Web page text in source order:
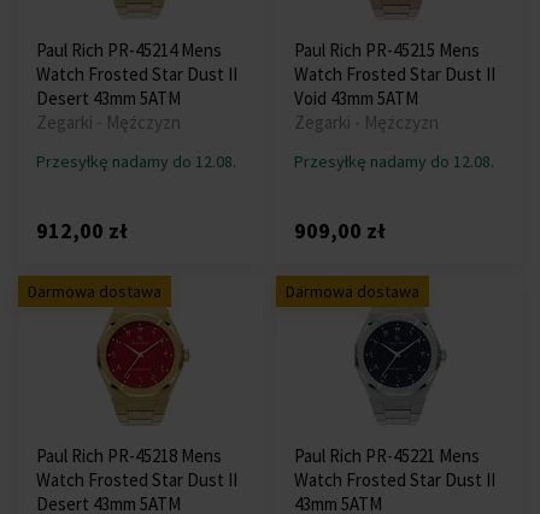
Paul Rich PR-45214 Mens
Watch Frosted Star Dust II
Desert 43mm 5ATM
Zegarki - Mężczyzn
Przesyłkę nadamy do 12.08.
912,00 zł
Paul Rich PR-45215 Mens
Watch Frosted Star Dust II
Void 43mm 5ATM
Zegarki - Mężczyzn
Przesyłkę nadamy do 12.08.
909,00 zł
Darmowa dostawa
Paul Rich PR-45218 Mens
Watch Frosted Star Dust II
Desert 43mm 5ATM
Darmowa dostawa
Paul Rich PR-45221 Mens
Watch Frosted Star Dust II
43mm 5ATM